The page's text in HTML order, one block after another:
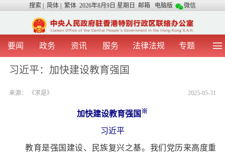
搜索 简体 繁体 2026年8月9日 星期日 邮箱 电脑版 微信
要闻 政务 资讯 服务 法律法规 专题
首 页 图 片 视 频
涉台事务 媒体言论
习近平：加快建设教育强国
2025-05-31
来源： 《求是》
加快建设教育强国 ※
习近平
教育是强国建设、民族复兴之基。我们党历来高度重